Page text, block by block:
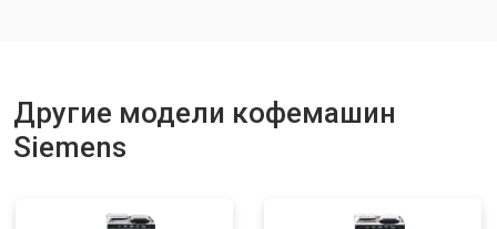
Другие модели кофемашин
Siemens